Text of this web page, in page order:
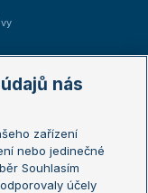
nás
zařízení
nebo jedinečné
Souhlasím
účely